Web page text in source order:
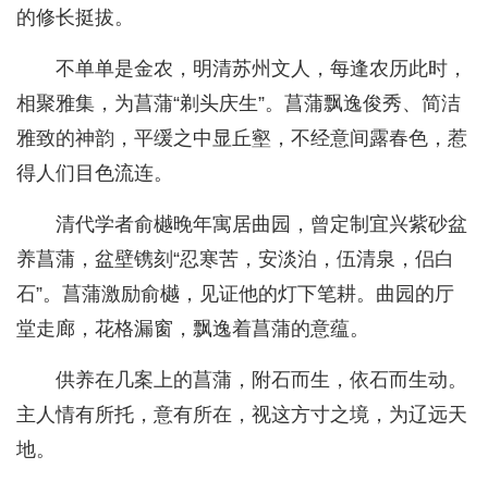
的修长挺拔。
不单单是金农，明清苏州文人，每逢农历此时，
相聚雅集，为菖蒲“剃头庆生”。菖蒲飘逸俊秀、简洁
雅致的神韵，平缓之中显丘壑，不经意间露春色，惹
得人们目色流连。
清代学者俞樾晚年寓居曲园，曾定制宜兴紫砂盆
养菖蒲，盆壁镌刻“忍寒苦，安淡泊，伍清泉，侣白
石”。菖蒲激励俞樾，见证他的灯下笔耕。曲园的厅
堂走廊，花格漏窗，飘逸着菖蒲的意蕴。
供养在几案上的菖蒲，附石而生，依石而生动。
主人情有所托，意有所在，视这方寸之境，为辽远天
地。